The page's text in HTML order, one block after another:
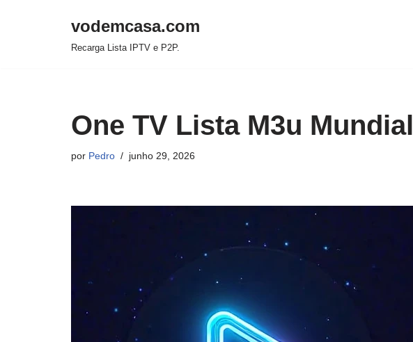
vodemcasa.com
Recarga Lista IPTV e P2P.
One TV Lista M3u Mundial
por Pedro junho 29, 2026